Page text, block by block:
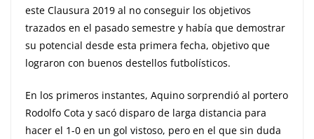
este Clausura 2019 al no conseguir los objetivos
trazados en el pasado semestre y había que demostrar
su potencial desde esta primera fecha, objetivo que
lograron con buenos destellos futbolísticos.
En los primeros instantes, Aquino sorprendió al portero
Rodolfo Cota y sacó disparo de larga distancia para
hacer el 1-0 en un gol vistoso, pero en el que sin duda